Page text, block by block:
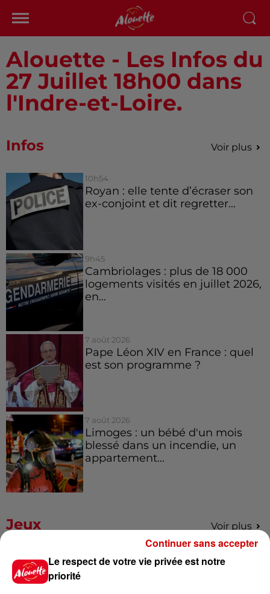
Alouette - Les Infos du
27 Juillet 18h00 dans
l'Indre-et-Loire.
Infos Voir plus
10h54
Royan : elle tente d’écraser son
ex-conjoint et dit regretter...
9h45
Cambriolages : plus de 18 000
logements visités en juillet 2026,
en...
7 août 2026
Pape Léon XIV en France : quel
est son programme ?
7 août 2026
Limoges : un bébé d'un mois
blessé dans un incendie, un
appartement...
Jeux Voir plus
Gagnez vos places pour le
festival Marché Gourmand 2026
Le respect de votre vie privée est notre
priorité
Continuer sans accepter